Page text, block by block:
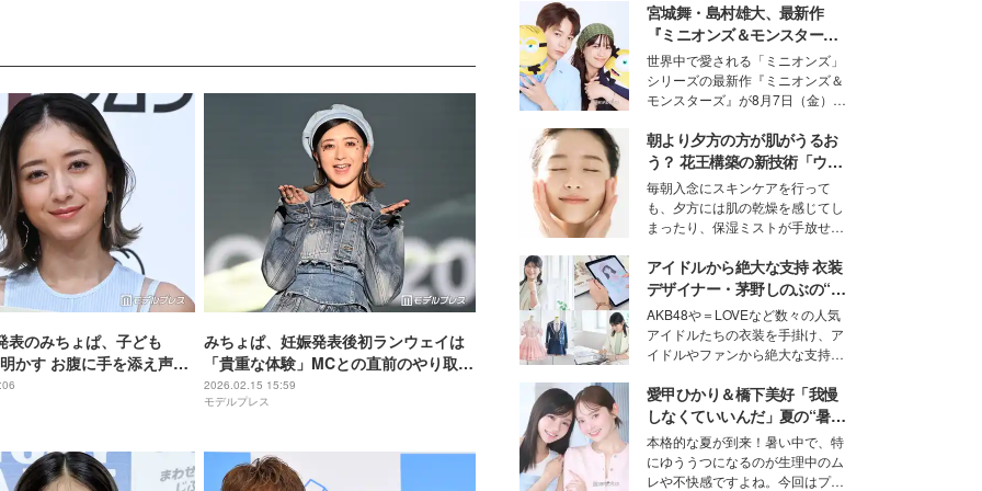
表のみちょぱ、子ども
かす お腹に手を添え声か
みちょぱ、妊娠発表後初ランウェイは
「貴重な体験」MCとの直前のやり取り
も明かす「歩きながら頭ぐるぐるっ
て…」【TGCあいち・なごや2026】
2026.02.15 15:59
モデルプレス
ションの完成度を高めるベースと
して、“髪そのものの美しさ”に改
めて注目する人が増えている様
子。今回は、そんな憧れの艶やか
な髪を日常で叶える、美容好きの
女性たちのヘアケア事情を紹介し
ます。
宮城舞・島村雄大、最新作
『ミニオンズ＆モンスター
ズ』の魅力熱弁 ハチャメチャ
だけじゃない“友情と絆”に感
動
世界中で愛される「ミニオンズ」
シリーズの最新作『ミニオンズ＆
モンスターズ』が8月7日（金）に
ニオン好き”という共通点を持つモ
デルの宮城舞と島村雄大の特別対
談をお届け！それぞれの視点か
ら、今作ならではの魅力や予想外
の感動をもたらす奥深いストーリ
ーについて熱く語り合ってもらっ
た。
朝より夕方の方が肌がうるお
う？ 花王構築の新技術「ウォ
ーターキャプチャリングスキ
ン（捕水肌）」がスキンケア
の常識を変える予感
毎朝入念にスキンケアを行って
も、夕方には肌の乾燥を感じてし
まったり、保湿ミストが手放せな
な美容の常識を大きく変える可能
性を秘めた、革新的な「Water
Capturing Skin（ウォーターキャ
プチャリングスキン：捕水肌）」
技術を、花王が構築した。
アイドルから絶大な支持 衣装
デザイナー・茅野しのぶの“可
愛い”を作る美学＜「シチズン
クロスシー」インタビュー＞
AKB48や＝LOVEなど数々の人気
アイドルたちの衣装を手掛け、ア
イドルやファンから絶大な支持を
取締役兼クリエイティブディレク
ター・茅野しのぶ。一人ひとりの
個性に寄り添い、魅力を引き出す
衣装作りは、多くの女性たちに勇
気と自信を与え続けている。
愛甲ひかり＆橋下美好「我慢
しなくていいんだ」夏の“暑さ
対策”の新しい選択肢とは？
本格的な夏が到来！暑い中で、特
にゆううつになるのが生理中のム
レや不快感ですよね。今回はプラ